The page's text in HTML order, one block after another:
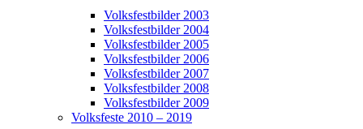
Volksfestbilder 2003
Volksfestbilder 2004
Volksfestbilder 2005
Volksfestbilder 2006
Volksfestbilder 2007
Volksfestbilder 2008
Volksfestbilder 2009
Volksfeste 2010 – 2019